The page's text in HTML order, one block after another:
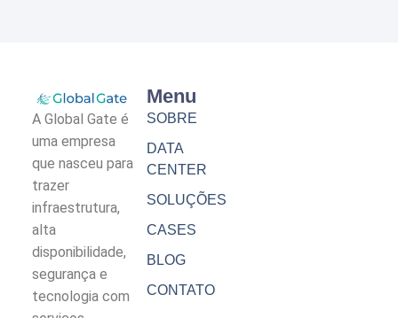
A Global Gate é
uma empresa
que nasceu para
trazer
infraestrutura,
alta
disponibilidade,
segurança e
tecnologia com
Menu
SOBRE
DATA
CENTER
SOLUÇÕES
CASES
BLOG
CONTATO